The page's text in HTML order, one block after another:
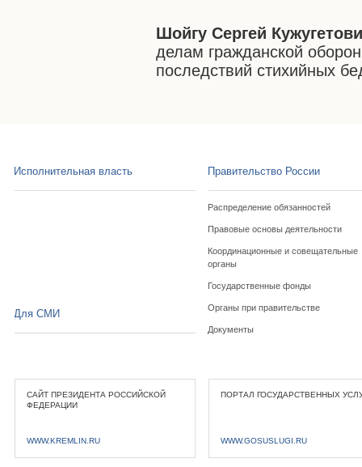
Шойгу Сергей
делам гражданской
последствий стихийных
Исполнительная власть Правительство России
Распределение обязанностей
Правовые основы деятельности
Координационные и совещательные
органы
Государственные фонды
Органы при правительстве
Документы
Для СМИ
САЙТ ПРЕЗИДЕНТА РОССИЙСКОЙ
ФЕДЕРАЦИИ
WWW.KREMLIN.RU
ПОРТАЛ ГОСУДАРСТВЕННЫХ
WWW.GOSUSLUGI.RU